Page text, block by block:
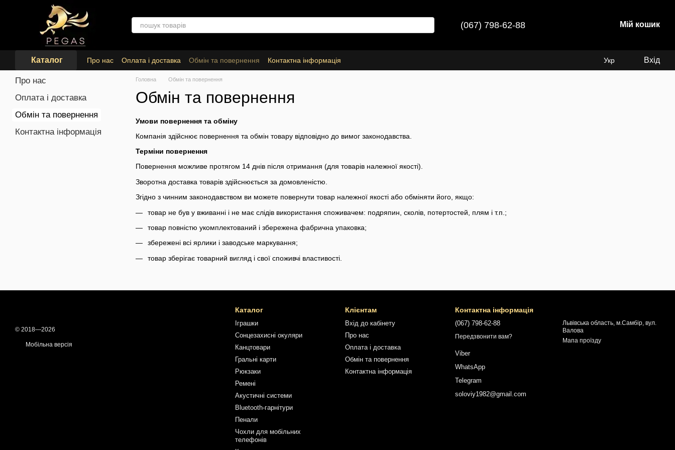
Перейти до основного контенту
(067) 798-62-88 Мій кошик
Каталог Про нас Оплата і доставка Обмін та повернення Контактна інформація Укр Вхід
Головна Обмін та повернення
Обмін та повернення
Умови повернення та обміну
Компанія здійснює повернення та обмін товару відповідно до вимог законодавства.
Терміни повернення
Повернення можливе протягом 14 днів після отримання (для товарів належної якості).
Зворотна доставка товарів здійснюється за домовленістю.
Згідно з чинним законодавством ви можете повернути товар належної якості або обміняти його, якщо:
товар не був у вживанні і не має слідів використання споживачем: подряпин, сколів, потертостей, плям і т.п.;
товар повністю укомплектований і збережена фабрична упаковка;
збережені всі ярлики і заводське маркування;
товар зберігає товарний вигляд і свої споживчі властивості.
Про нас
Оплата і доставка
Обмін та повернення
Контактна інформація
© 2018—2026
Мобільна версія
Каталог
Іграшки
Сонцезахисні окуляри
Канцтовари
Гральні карти
Рюкзаки
Ремені
Акустичні системи
Bluetooth-гарнітури
Пенали
Чохли для мобільних
телефонів
Клієнтам
Вхід до кабінету
Про нас
Оплата і доставка
Обмін та повернення
Контактна інформація
Контактна інформація
(067) 798-62-88
Передзвонити вам?
Viber
WhatsApp
Telegram
soloviy1982@gmail.com
Львівська область, м.Самбір, вул.
Валова
Мапа проїзду